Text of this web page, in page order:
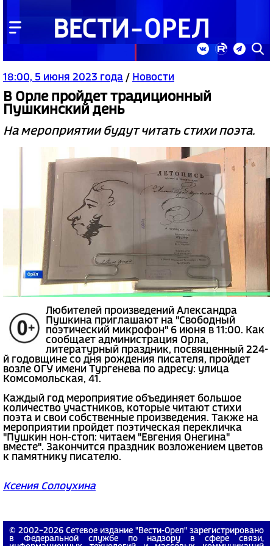
18:00, 5 июня 2023 года / Новости
В Орле пройдет традиционный
Пушкинский день
На мероприятии будут читать стихи поэта.
Любителей произведений Александра
Пушкина приглашают на "Свободный
поэтический микрофон" 6 июня в 11:00. Как
сообщает администрация Орла,
литературный праздник, посвященный 224-
й годовщине со дня рождения писателя, пройдет
возле ОГУ имени Тургенева по адресу: улица
Комсомольская, 41.
Каждый год мероприятие объединяет большое
количество участников, которые читают стихи
поэта и свои собственные произведения. Также на
мероприятии пройдет поэтическая перекличка
"Пушкин нон-стоп: читаем "Евгения Онегина"
вместе". Закончится праздник возложением цветов
к памятнику писателю.
Ксения Солоухина
© 2002−2026 Сетевое издание "Вести-Орел" зарегистрировано
в Федеральной службе по надзору в сфере связи,